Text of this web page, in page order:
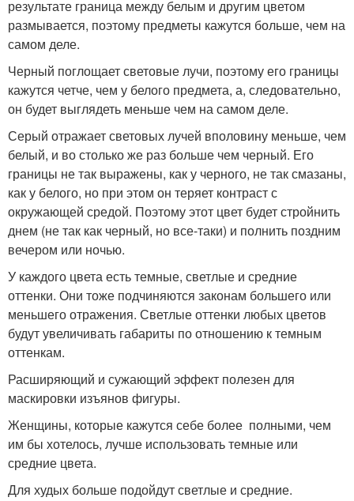
результате граница между белым и другим цветом
размывается, поэтому предметы кажутся больше, чем на
самом деле.
Черный поглощает световые лучи, поэтому его границы
кажутся четче, чем у белого предмета, а, следовательно,
он будет выглядеть меньше чем на самом деле.
Серый отражает световых лучей вполовину меньше, чем
белый, и во столько же раз больше чем черный. Его
границы не так выражены, как у черного, не так смазаны,
как у белого, но при этом он теряет контраст с
окружающей средой. Поэтому этот цвет будет стройнить
днем (не так как черный, но все-таки) и полнить поздним
вечером или ночью.
У каждого цвета есть темные, светлые и средние
оттенки. Они тоже подчиняются законам большего или
меньшего отражения. Светлые оттенки любых цветов
будут увеличивать габариты по отношению к темным
оттенкам.
Расширяющий и сужающий эффект полезен для
маскировки изъянов фигуры.
Женщины, которые кажутся себе более полными, чем
им бы хотелось, лучше использовать темные или
средние цвета.
Для худых больше подойдут светлые и средние.